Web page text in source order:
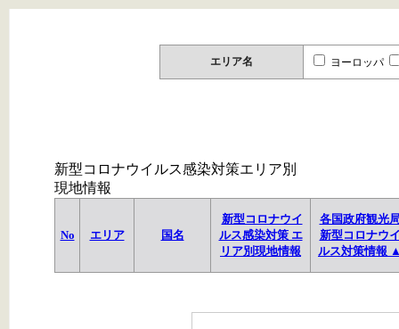
エリア名 ヨーロッパ
新型コロナウイルス感染対策エリア別
現地情報
No エリア 国名
新型コロナウイ
ルス感染対策 エ
リア別現地情報
各国政府観光
新型コロナウ
ルス対策情報